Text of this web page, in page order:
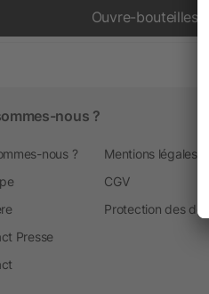
Ouvre-bouteilles
nous ?
nous ?
Presse
Mentions légales
CGV
Protection des